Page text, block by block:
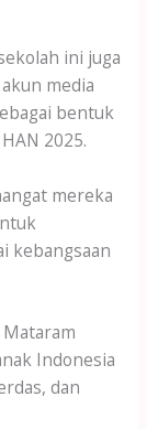
ini juga
media
bentuk
2025.
mereka
kebangsaan
Indonesia
dan